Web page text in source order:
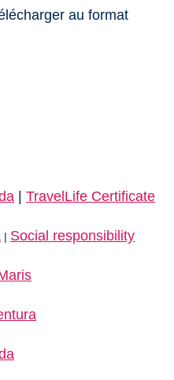
au format
| TravelLife Certificate
| Social responsibility